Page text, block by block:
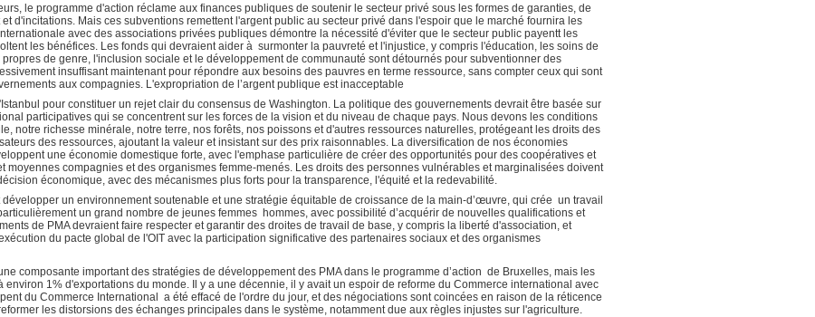
le programme d'action réclame aux finances publiques de soutenir le secteur privé sous les formes de garanties, de
d'incitations. Mais ces subventions remettent l'argent public au secteur privé dans l'espoir que le marché fournira les
avec des associations privées publiques démontre la nécessité d'éviter que le secteur public payentt les
les bénéfices. Les fonds qui devraient aider à surmonter la pauvreté et l'injustice, y compris l'éducation, les soins de
de genre, l'inclusion sociale et le développement de communauté sont détournés pour subventionner des
insuffisant maintenant pour répondre aux besoins des pauvres en terme ressource, sans compter ceux qui sont
aux compagnies. L'expropriation de l’argent publique est inacceptable
pour constituer un rejet clair du consensus de Washington. La politique des gouvernements devrait être basée sur
participatives qui se concentrent sur les forces de la vision et du niveau de chaque pays. Nous devons les conditions
notre richesse minérale, notre terre, nos forêts, nos poissons et d'autres ressources naturelles, protégeant les droits des
des ressources, ajoutant la valeur et insistant sur des prix raisonnables. La diversification de nos économies
une économie domestique forte, avec l'emphase particulière de créer des opportunités pour des coopératives et
moyennes compagnies et des organismes femme-menés. Les droits des personnes vulnérables et marginalisées doivent
économique, avec des mécanismes plus forts pour la transparence, l'équité et la redevabilité.
un environnement soutenable et une stratégie équitable de croissance de la main-d’œuvre, qui crée un travail
un grand nombre de jeunes femmes hommes, avec possibilité d’acquérir de nouvelles qualifications et
de PMA devraient faire respecter et garantir des droites de travail de base, y compris la liberté d'association, et
du pacte global de l'OIT avec la participation significative des partenaires sociaux et des organismes
composante important des stratégies de développement des PMA dans le programme d’action de Bruxelles, mais les
environ 1% d'exportations du monde. Il y a une décennie, il y avait un espoir de reforme du Commerce international avec
du Commerce International a été effacé de l'ordre du jour, et des négociations sont coincées en raison de la réticence
les distorsions des échanges principales dans le système, notamment due aux règles injustes sur l'agriculture.